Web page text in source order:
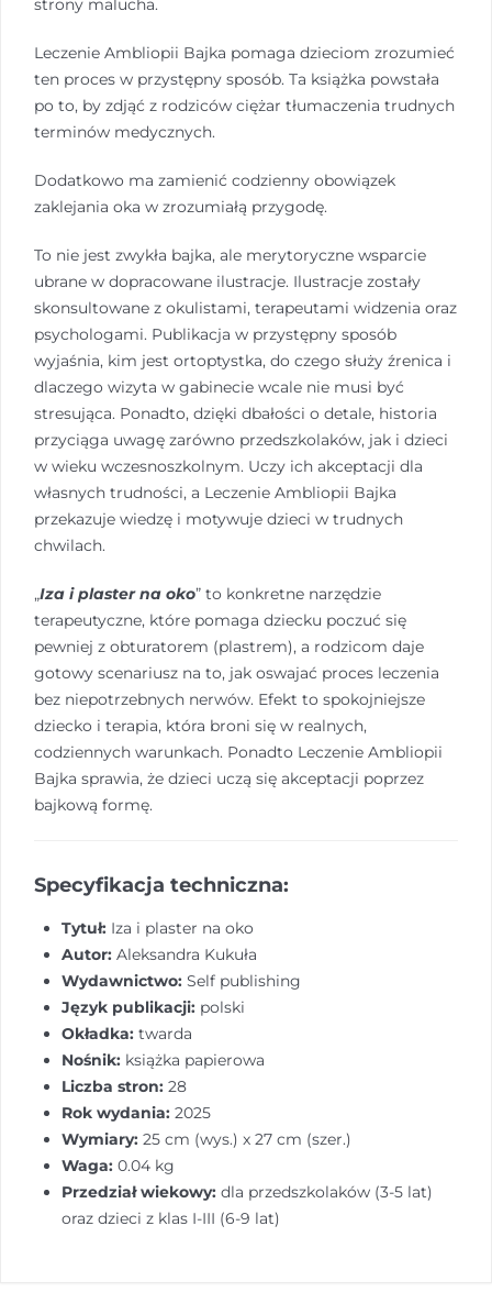
strony malucha.
Leczenie Ambliopii Bajka pomaga dzieciom zrozumieć
ten proces w przystępny sposób. Ta książka powstała
po to, by zdjąć z rodziców ciężar tłumaczenia trudnych
terminów medycznych.
Dodatkowo ma zamienić codzienny obowiązek
zaklejania oka w zrozumiałą przygodę.
To nie jest zwykła bajka, ale merytoryczne wsparcie
ubrane w dopracowane ilustracje. Ilustracje zostały
skonsultowane z okulistami, terapeutami widzenia oraz
psychologami. Publikacja w przystępny sposób
wyjaśnia, kim jest ortoptystka, do czego służy źrenica i
dlaczego wizyta w gabinecie wcale nie musi być
stresująca. Ponadto, dzięki dbałości o detale, historia
przyciąga uwagę zarówno przedszkolaków, jak i dzieci
w wieku wczesnoszkolnym. Uczy ich akceptacji dla
własnych trudności, a Leczenie Ambliopii Bajka
przekazuje wiedzę i motywuje dzieci w trudnych
chwilach.
„Iza i plaster na oko” to konkretne narzędzie
terapeutyczne, które pomaga dziecku poczuć się
pewniej z obturatorem (plastrem), a rodzicom daje
gotowy scenariusz na to, jak oswajać proces leczenia
bez niepotrzebnych nerwów. Efekt to spokojniejsze
dziecko i terapia, która broni się w realnych,
codziennych warunkach. Ponadto Leczenie Ambliopii
Bajka sprawia, że dzieci uczą się akceptacji poprzez
bajkową formę.
Specyfikacja techniczna:
Tytuł: Iza i plaster na oko
Autor: Aleksandra Kukuła
Wydawnictwo: Self publishing
Język publikacji: polski
Okładka: twarda
Nośnik: książka papierowa
Liczba stron: 28
Rok wydania: 2025
Wymiary: 25 cm (wys.) x 27 cm (szer.)
Waga: 0.04 kg
Przedział wiekowy: dla przedszkolaków (3-5 lat)
oraz dzieci z klas I-III (6-9 lat)